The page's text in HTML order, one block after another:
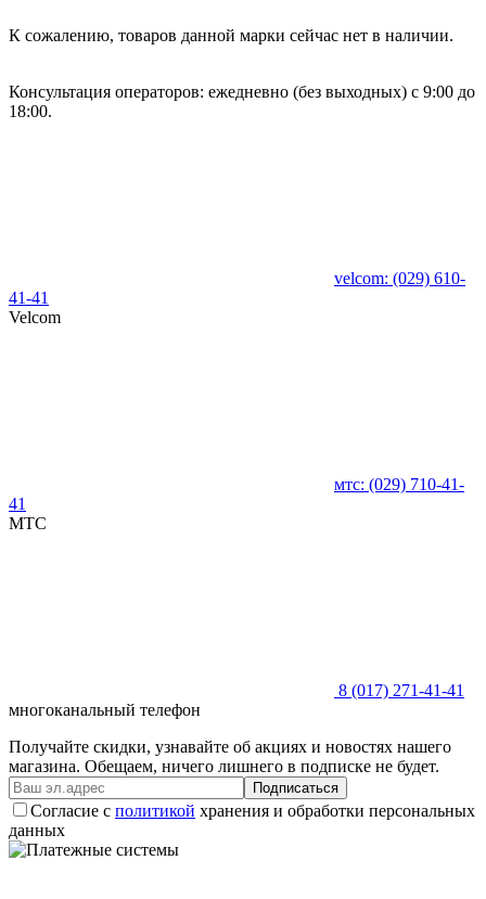
К сожалению, товаров данной марки сейчас нет в наличии.
Консультация операторов: ежедневно (без выходных) с 9:00 до
18:00.
velcom: (029) 610-
41-41
Velcom
мтс: (029) 710-41-
41
MTC
8 (017) 271-41-41
многоканальный телефон
Получайте скидки, узнавайте об акциях и новостях нашего
магазина. Обещаем, ничего лишнего в подписке не будет.
Подписаться
Согласие с политикой хранения и обработки персональных
данных